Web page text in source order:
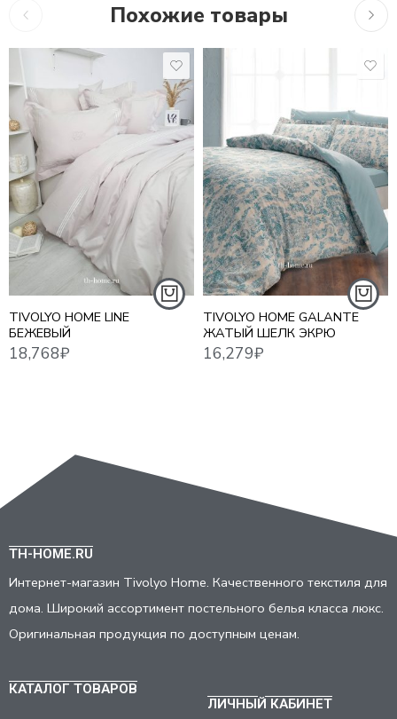
Похожие товары
TIVOLYO HOME LINE
БЕЖЕВЫЙ
18,768
ЕВРО СТАНДАРТ
TIVOLYO HOME GALANTE
ЖАТЫЙ ШЕЛК ЭКРЮ
16,279₽
TH-HOME.RU
Интернет-магазин Tivolyo Home. Качественного текстиля для
дома. Широкий ассортимент постельного белья класса люкс.
Оригинальная продукция по доступным ценам.
КАТАЛОГ ТОВАРОВ
ЛИЧНЫЙ КАБИНЕТ